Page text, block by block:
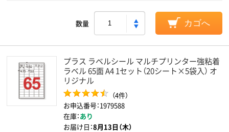
数量 カゴへ
プラス ラベルシール マルチプリンター強粘着
ラベル 65面 A4 1セット（20シート×5袋入） オ
リジナル
（4件）
お申込番号：1979588
在庫：あり
お届け日：8月13日（木）